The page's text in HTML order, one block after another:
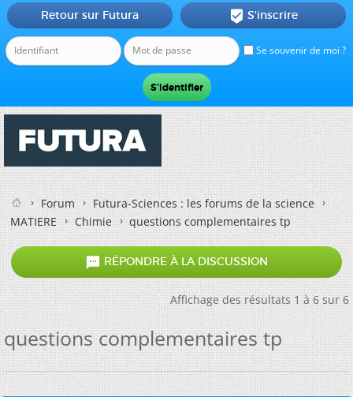
Se souvenir de moi ?
Retour sur Futura  S'inscrire
Forum
Futura-Sciences : les forums de la science
MATIERE
Chimie questions complementaires tp
 RÉPONDRE À LA DISCUSSION
Affichage des résultats 1 à 6 sur 6
questions complementaires tp